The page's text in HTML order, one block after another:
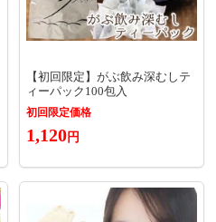
【初回限定】がぶ飲み深むしテ
ィーパック100包入
初回限定価格
1,120円